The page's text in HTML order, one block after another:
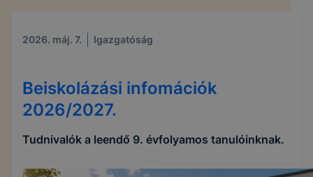
2026. máj. 7. Igazgatóság
Beiskolázási infomációk
2026/2027.
Tudnivalók a leendő 9. évfolyamos tanulóinknak.